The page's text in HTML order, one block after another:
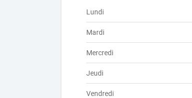
Lundi
Mardi
Mercredi
Jeudi
Vendredi